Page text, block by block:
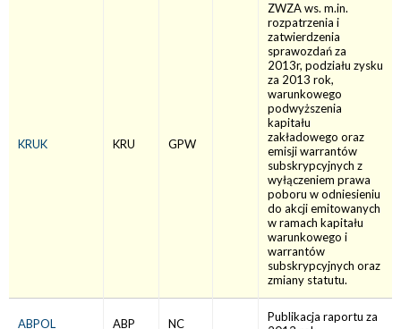
KRUK KRU GPW
ZWZA ws. m.in.
rozpatrzenia i
zatwierdzenia
sprawozdań za
2013r, podziału zysku
za 2013 rok,
warunkowego
podwyższenia
kapitału
zakładowego oraz
emisji warrantów
subskrypcyjnych z
wyłączeniem prawa
poboru w odniesieniu
do akcji emitowanych
w ramach kapitału
warunkowego i
warrantów
subskrypcyjnych oraz
zmiany statutu.
ABPOL ABP NC
Publikacja raportu za